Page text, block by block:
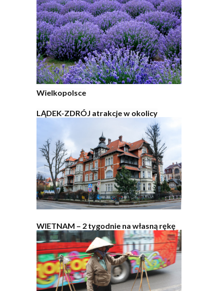
Wielkopolsce
LĄDEK-ZDRÓJ atrakcje w okolicy
WIETNAM – 2 tygodnie na własną rękę